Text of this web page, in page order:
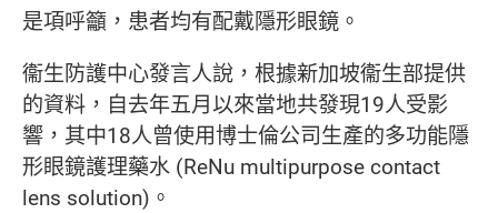
是項呼籲，患者均有配戴隱形眼鏡。
衞生防護中心發言人說，根據新加坡衞生部提供
的資料，自去年五月以來當地共發現19人受影
響，其中18人曾使用博士倫公司生產的多功能隱
形眼鏡護理藥水 (ReNu multipurpose contact
lens solution)。